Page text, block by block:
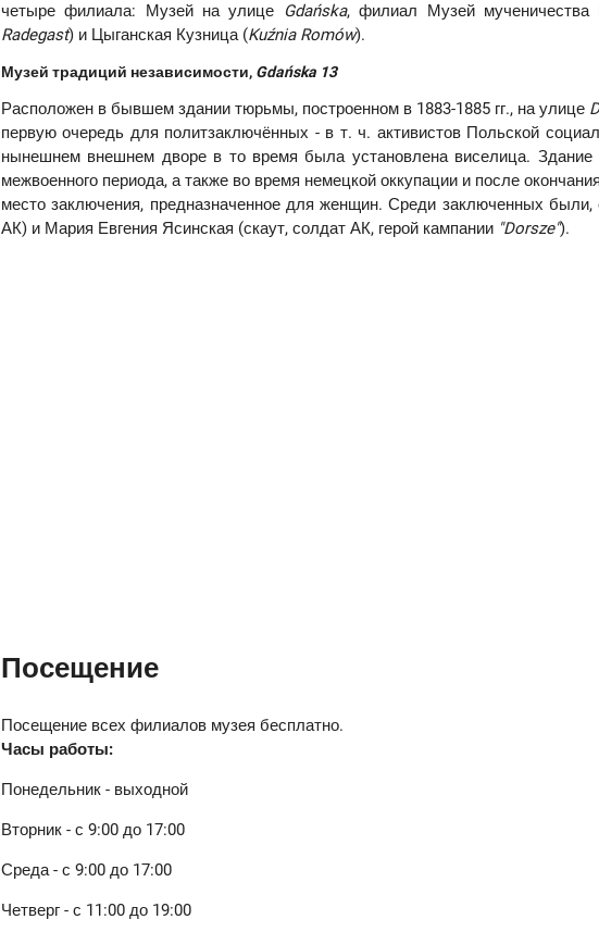
четыре филиала: Музей на улице
Gdańska, филиал Музей мученичества
Radegast) и Цыганская Кузница (Kuźnia Romów).
Музей традиций независимости, Gdańska 13
Расположен в бывшем здании тюрьмы, построенном в 1883-1885 гг., на улице D
первую очередь для политзаключённых - в т. ч. активистов Польской
нынешнем внешнем дворе в то время была установлена виселица.
межвоенного периода, а также во время немецкой оккупации и после
место заключения, предназначенное для женщин. Среди заключенных
АК) и Мария Евгения Ясинская (скаут, солдат АК, герой кампании "Dorsze").
Посещение
Посещение всех филиалов музея бесплатно.
Часы работы:
Понедельник - выходной
Вторник - с 9:00 до 17:00
Среда - с 9:00 до 17:00
Четверг - с 11:00 до 19:00